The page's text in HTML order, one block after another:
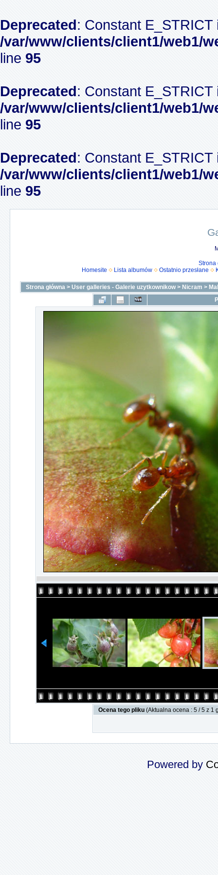
Deprecated: Constant
/var/www/clients/client1/web1/
line 95
Deprecated: Constant
/var/www/clients/client1/web1/
line 95
Deprecated: Constant
/var/www/clients/client1/web1/
line 95
Strona
Homesite
Lista albumów Ostatnio przesłane
Strona główna > User galleries - Galerie uzytkownikow> Nicram >
Ocena tego pliku (Aktualna ocena : 5 / 5 z 1
Powered by